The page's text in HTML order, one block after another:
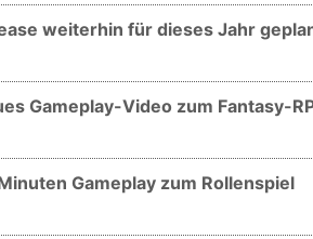
weiterhin für dieses Jahr
Gameplay-Video zum Fantasy-
Gameplay zum Rollenspiel